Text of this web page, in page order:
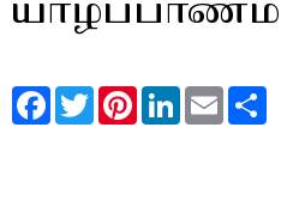
யாழ்ப்பாணம்
FacebookTwitterPinterestLinkedInEmail